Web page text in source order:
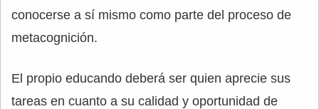
conocerse a sí mismo como parte del proceso de
metacognición.
El propio educando deberá ser quien aprecie sus
tareas en cuanto a su calidad y oportunidad de